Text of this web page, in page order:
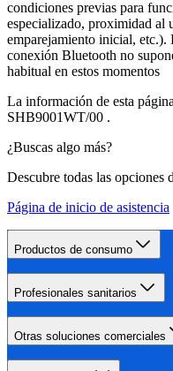
condiciones previas para
especializado, proximidad al
emparejamiento inicial, etc.).
conexión Bluetooth no
habitual en estos momentos
La información de esta
SHB9001WT/00 .
¿Buscas algo más?
Descubre todas las opciones
Página de inicio de asistencia
Productos de consumo
Profesionales sanitarios
Otras soluciones comerciales